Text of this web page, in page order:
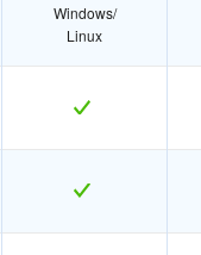
Windows/
Linux